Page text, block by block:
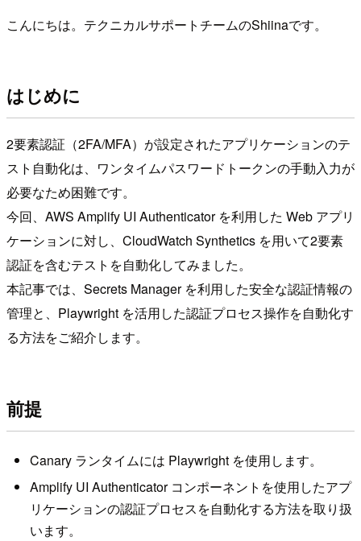
こんにちは。テクニカルサポートチームのShiinaです。
はじめに
2要素認証（2FA/MFA）が設定されたアプリケーションのテ
スト自動化は、ワンタイムパスワードトークンの手動入力が
必要なため困難です。
今回、AWS Amplify UI Authenticator を利用した Web アプリ
ケーションに対し、CloudWatch Synthetics を用いて2要素
認証を含むテストを自動化してみました。
本記事では、Secrets Manager を利用した安全な認証情報の
管理と、Playwright を活用した認証プロセス操作を自動化す
る方法をご紹介します。
前提
Canary ランタイムには Playwright を使用します。
Amplify UI Authenticator コンポーネントを使用したアプ
リケーションの認証プロセスを自動化する方法を取り扱
います。